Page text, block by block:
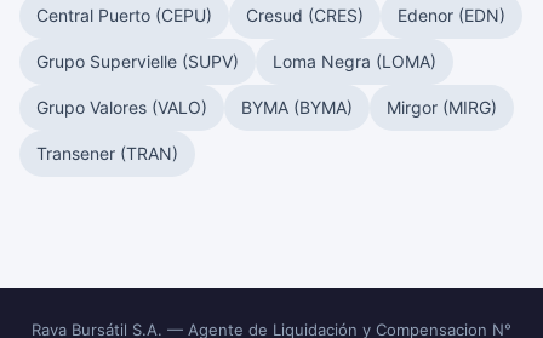
Central Puerto (CEPU) Cresud (CRES) Edenor (EDN)
Grupo Supervielle (SUPV) Loma Negra (LOMA)
Grupo Valores (VALO) BYMA (BYMA) Mirgor (MIRG)
Transener (TRAN)
Rava Bursátil S.A. — Agente de Liquidación y Compensacion N°